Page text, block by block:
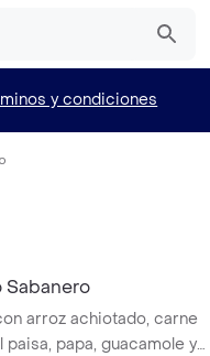
y condiciones
Sabanero
arroz achiotado, carne
paisa, papa, guacamole y